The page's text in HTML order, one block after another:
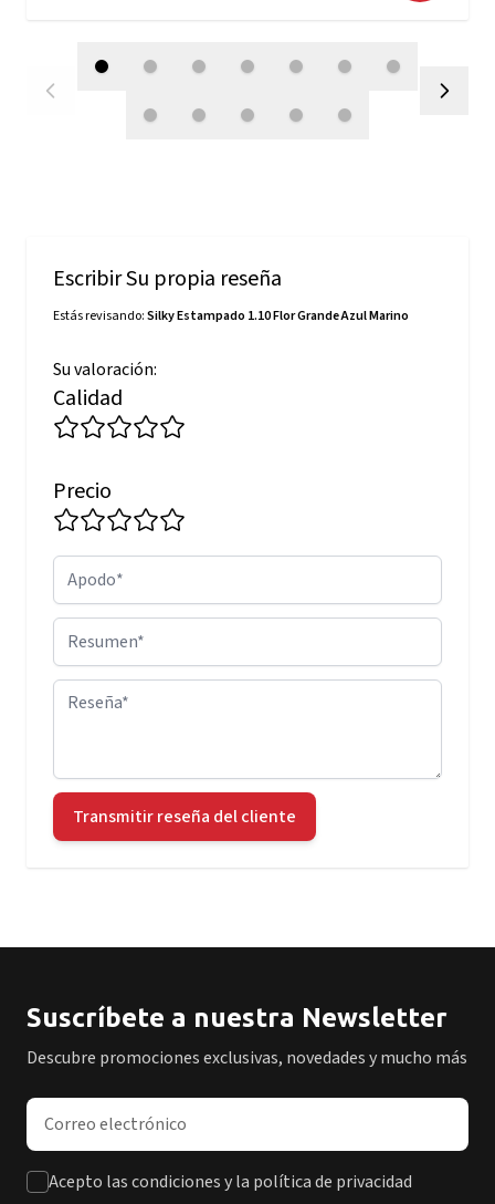
Escribir Su propia reseña
Estás revisando:Silky Estampado 1.10 Flor Grande Azul Marino
Su valoración:
Calidad
Precio
Apodo
Resumen
Reseña
Transmitir reseña del cliente
Suscríbete a nuestra Newsletter
Descubre promociones exclusivas, novedades y mucho más
Dirección de correo electrónico
Acepto las condiciones y la política de privacidad